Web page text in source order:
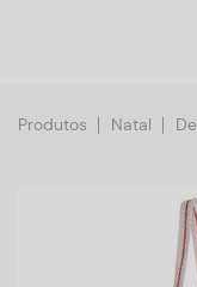
Produtos Natal